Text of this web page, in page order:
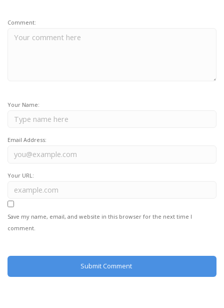
Comment:
Your Name:
Email Address:
Your URL:
Save my name, email, and website in this browser for the next time I
comment.